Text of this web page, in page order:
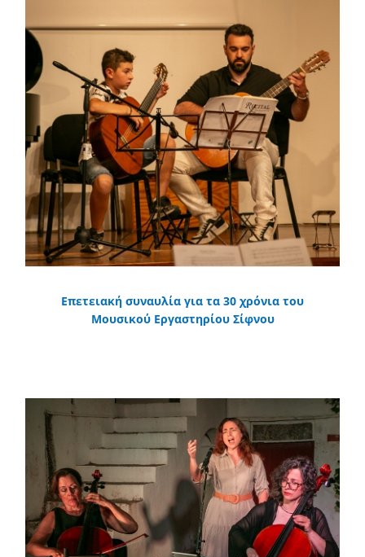
Επετειακή συναυλία για τα 30 χρόνια του
Μουσικού Εργαστηρίου Σίφνου